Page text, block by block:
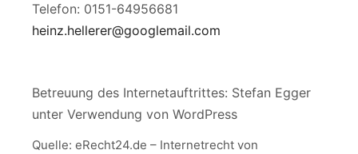
Telefon: 0151-64956681
heinz.hellerer@googlemail.com
Betreuung des Internetauftrittes: Stefan Egger
unter Verwendung von WordPress
Quelle: eRecht24.de – Internetrecht von